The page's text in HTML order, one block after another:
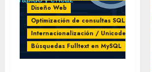
Diseño Web
Optimización de consultas SQL
Internacionalización / Unicode
Búsquedas Fulltext en MySQL